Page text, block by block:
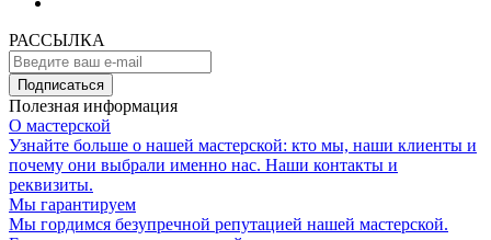
РАССЫЛКА
Подписаться
Полезная информация
О мастерской
Узнайте больше о нашей мастерской: кто мы, наши клиенты и
почему они выбрали именно нас. Наши контакты и
реквизиты.
Мы гарантируем
Мы гордимся безупречной репутацией нашей мастерской.